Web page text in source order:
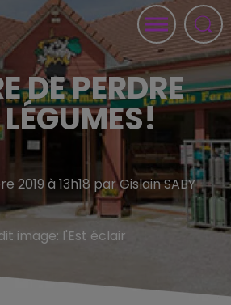
DE PERDRE
2019 à 13h18 par Gislain SABY
image: l'Est éclair